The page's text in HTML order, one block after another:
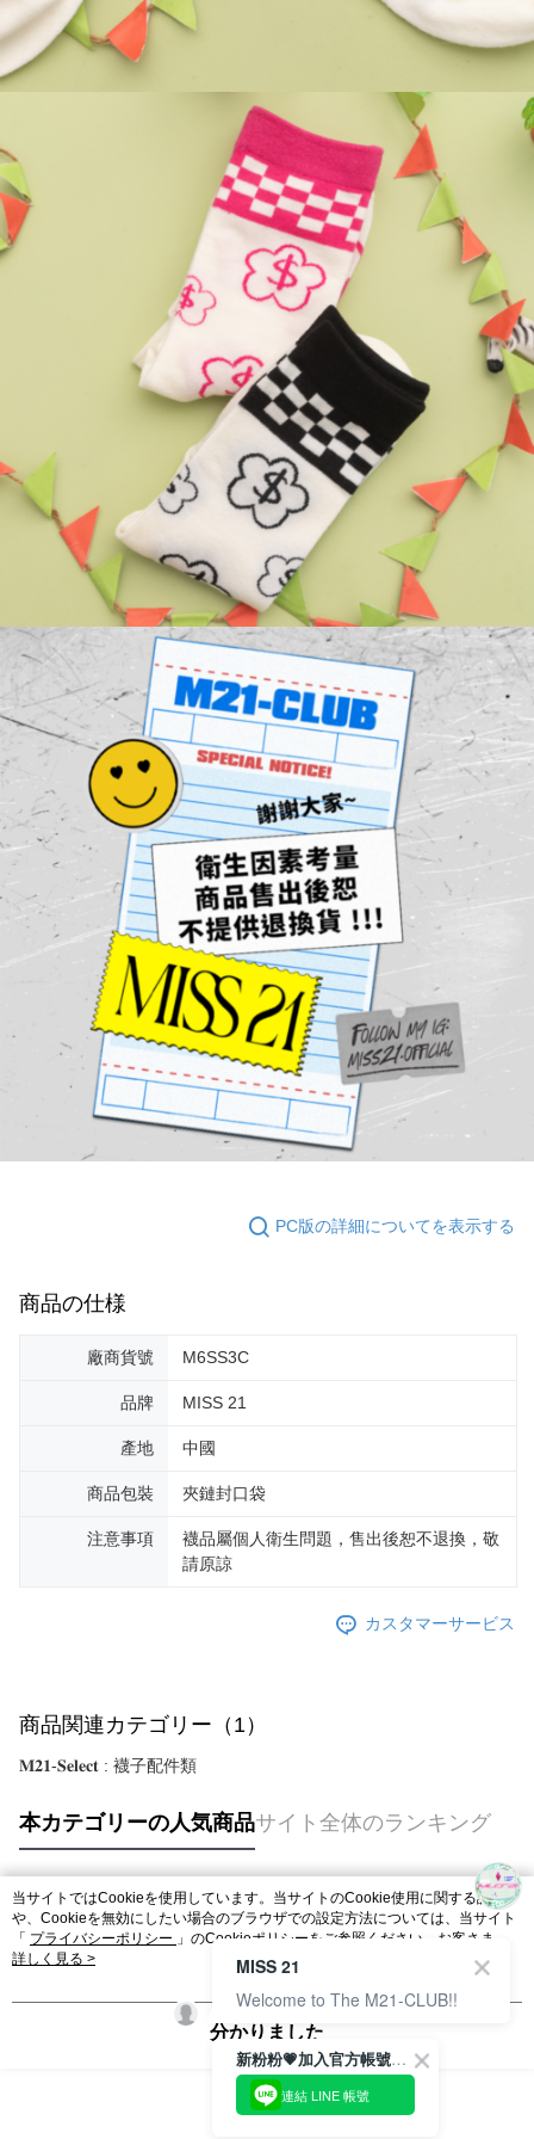
PC版の詳細についてを表示する
商品の仕様
廠商貨號 M6SS3C
品牌 MISS 21
產地 中國
商品包裝 夾鏈封口袋
注意事項
襪品屬個人衛生問題，售出後恕不退換，敬
請原諒
カスタマーサービス
商品関連カテゴリー（1）
𝐌𝟐𝟏-𝐒𝐞𝐥𝐞𝐜𝐭 : 襪子配件類
本カテゴリーの人気商品サイト全体のランキング
人気タグ
当サイトではCookieを使用しています。当サイトのCookie使用に関する詳細
や、Cookieを無効にしたい場合のブラウザでの設定方法については、当サイト
「 プライバシーポリシー 」のCookieポリシーをご参照ください。お客さま
が、当サイトを引き続き使用される場合、当社がサイト利用規約のCookieポリ
詳しく見る >
分かりました
新粉粉💗加入官方帳號綁定會員成功拿✨$100優惠券✨
連結 LINE 帳號
MISS 21
Welcome to The M21-CLUB!!